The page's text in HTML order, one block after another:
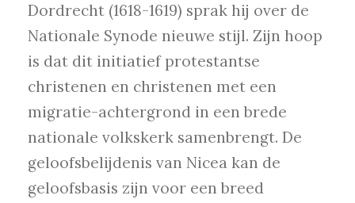
Dordrecht (1618-1619) sprak hij over de
Nationale Synode nieuwe stijl. Zijn hoop
is dat dit initiatief protestantse
christenen en christenen met een
migratie-achtergrond in een brede
nationale volkskerk samenbrengt. De
geloofsbelijdenis van Nicea kan de
geloofsbasis zijn voor een breed